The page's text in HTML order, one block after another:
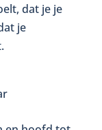
dat je je
je